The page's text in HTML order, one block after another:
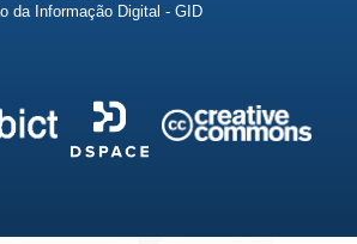
da Informação Digital - GID